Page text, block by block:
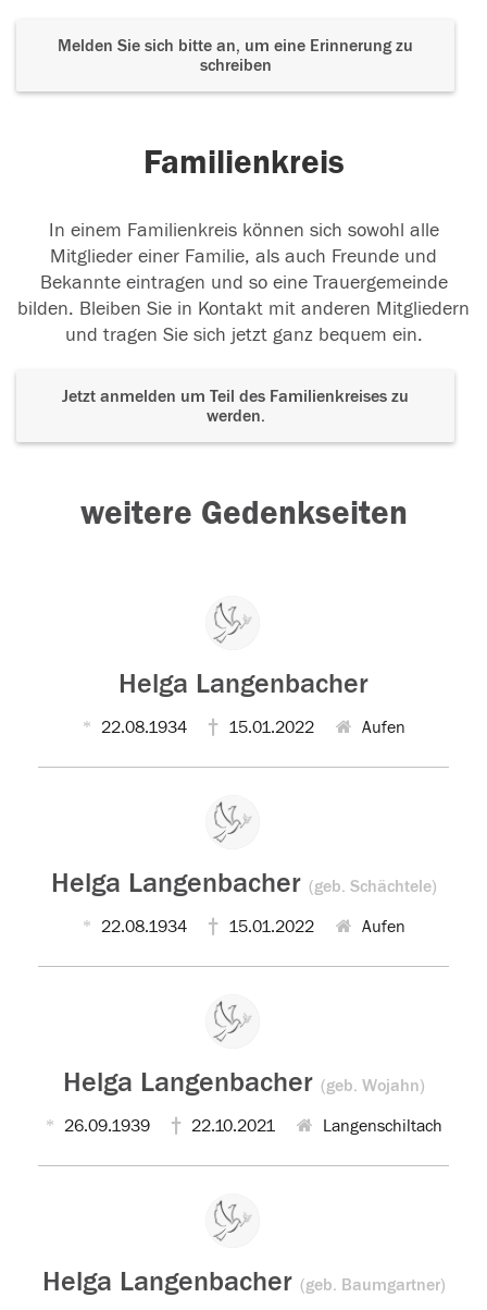
Melden Sie sich bitte an, um eine Erinnerung zu
schreiben
Familienkreis
In einem Familienkreis können sich sowohl alle
Mitglieder einer Familie, als auch Freunde und
Bekannte eintragen und so eine Trauergemeinde
bilden. Bleiben Sie in Kontakt mit anderen Mitgliedern
und tragen Sie sich jetzt ganz bequem ein.
Jetzt anmelden um Teil des Familienkreises zu
werden.
weitere Gedenkseiten
Helga Langenbacher
22.08.1934 15.01.2022 Aufen
Helga Langenbacher (geb. Schächtele)
22.08.1934 15.01.2022 Aufen
Helga Langenbacher (geb. Wojahn)
26.09.1939 22.10.2021 Langenschiltach
Helga Langenbacher (geb. Baumgartner)